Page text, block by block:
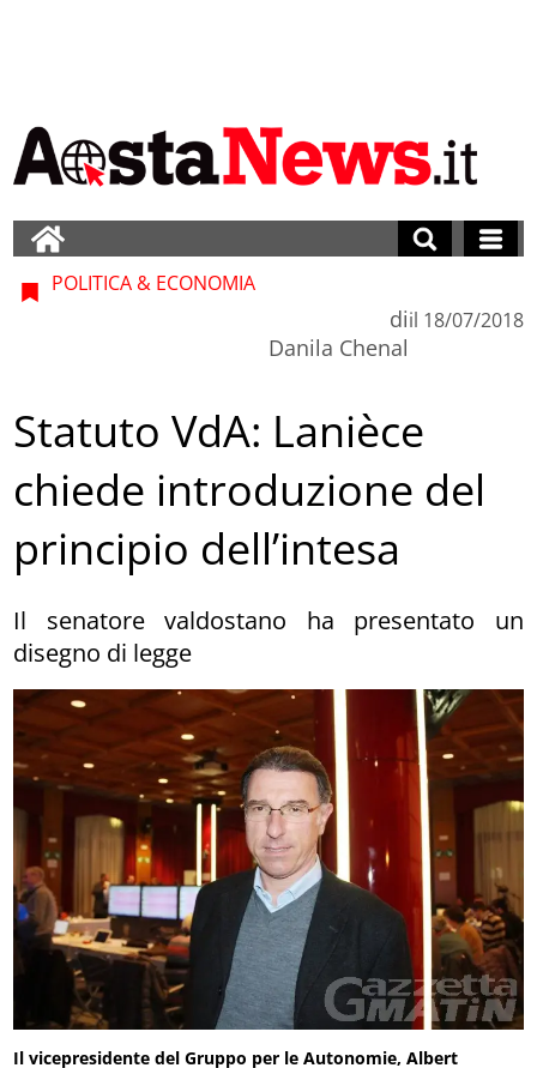
POLITICA & ECONOMIA
di
Danila Chenal
il 18/07/2018
Statuto VdA: Lanièce
chiede introduzione del
principio dell’intesa
Il senatore valdostano ha presentato un
disegno di legge
Il vicepresidente del Gruppo per le Autonomie, Albert